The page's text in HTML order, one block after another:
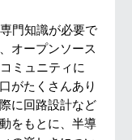
門知識が必要で
オープンソース
ミュニティに
がたくさんあり
に回路設計など
をもとに、半導